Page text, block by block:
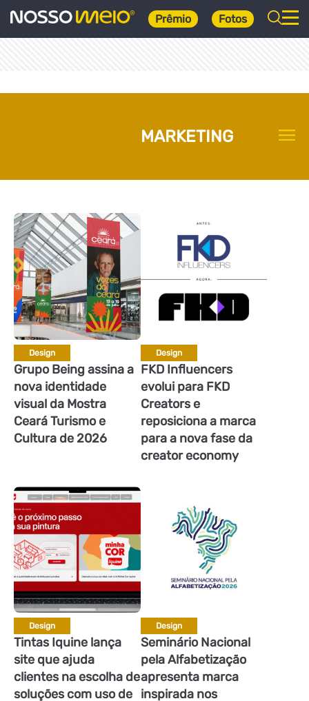
Prêmio Fotos
MARKETING
Design
Grupo Being assina a
nova identidade
visual da Mostra
Ceará Turismo e
Cultura de 2026
Design
FKD Influencers
evolui para FKD
Creators e
reposiciona a marca
para a nova fase da
creator economy
Design
Tintas Iquine lança
site que ajuda
clientes na escolha de
soluções com uso de
Design
Seminário Nacional
pela Alfabetização
apresenta marca
inspirada nos